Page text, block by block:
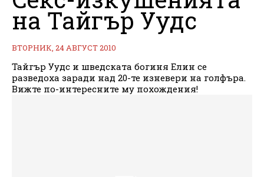
на Тайгър Уудс
ВТОРНИК, 24 АВГУСТ 2010
Тайгър Уудс и шведската богиня Елин се
разведоха заради над 20-те изневери на голфъра.
Вижте по-интересните му похождения!